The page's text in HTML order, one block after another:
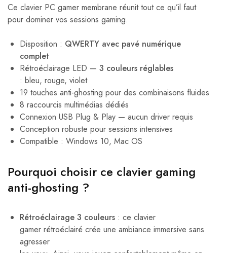
Ce clavier PC gamer membrane réunit tout ce qu’il faut
pour dominer vos sessions gaming.
Disposition : QWERTY avec pavé numérique
complet
Rétroéclairage LED — 3 couleurs réglables
: bleu, rouge, violet
19 touches anti-ghosting pour des combinaisons fluides
8 raccourcis multimédias dédiés
Connexion USB Plug & Play — aucun driver requis
Conception robuste pour sessions intensives
Compatible : Windows 10, Mac OS
Pourquoi choisir ce clavier gaming
anti-ghosting ?
Rétroéclairage 3 couleurs : ce clavier
gamer rétroéclairé crée une ambiance immersive sans
agresser